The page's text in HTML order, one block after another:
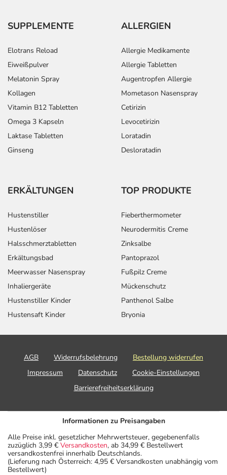
SUPPLEMENTE
Elotrans Reload
Eiweißpulver
Melatonin Spray
Kollagen
Vitamin B12 Tabletten
Omega 3 Kapseln
Laktase Tabletten
Ginseng
ALLERGIEN
Allergie Medikamente
Allergie Tabletten
Augentropfen Allergie
Mometason Nasenspray
Cetirizin
Levocetirizin
Loratadin
Desloratadin
ERKÄLTUNGEN
Hustenstiller
Hustenlöser
Halsschmerztabletten
Erkältungsbad
Meerwasser Nasenspray
Inhaliergeräte
Hustenstiller Kinder
Hustensaft Kinder
TOP PRODUKTE
Fieberthermometer
Neurodermitis Creme
Zinksalbe
Pantoprazol
Fußpilz Creme
Mückenschutz
Panthenol Salbe
Bryonia
AGB Widerrufsbelehrung
Bestellung widerrufen
Impressum
Datenschutz
Cookie-Einstellungen
Barrierefreiheitserklärung
Informationen zu Preisangaben
Alle Preise inkl. gesetzlicher Mehrwertsteuer, gegebenenfalls
zuzüglich 3,99 € Versandkosten, ab 34,99 € Bestellwert
versandkostenfrei innerhalb Deutschlands.
(Lieferung nach Österreich: 4,95 € Versandkosten unabhängig vom
Bestellwert)